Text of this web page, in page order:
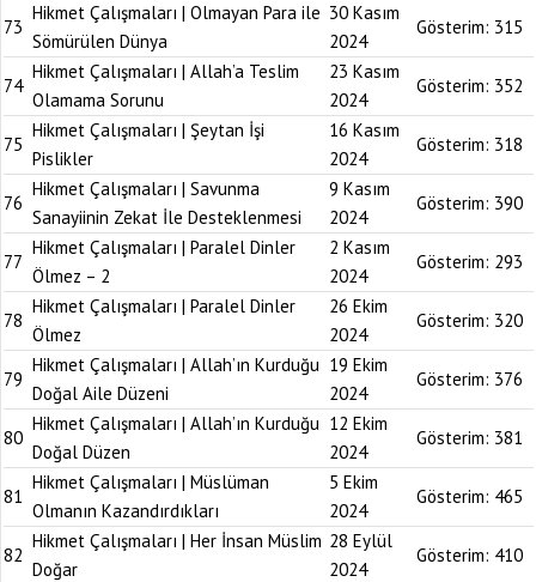
73
Hikmet Çalışmaları | Olmayan Para ile
Sömürülen Dünya
30 Kasım
2024
Gösterim: 315
74
Hikmet Çalışmaları | Allah’a Teslim
Olamama Sorunu
23 Kasım
2024
Gösterim: 352
75
Hikmet Çalışmaları | Şeytan İşi
Pislikler
16 Kasım
2024
Gösterim: 318
76
Hikmet Çalışmaları | Savunma
Sanayiinin Zekat İle Desteklenmesi
9 Kasım
2024
Gösterim: 390
77
Hikmet Çalışmaları | Paralel Dinler
Ölmez – 2
2 Kasım
2024
Gösterim: 293
78
Hikmet Çalışmaları | Paralel Dinler
Ölmez
26 Ekim
2024
Gösterim: 320
79
Hikmet Çalışmaları | Allah’ın Kurduğu
Doğal Aile Düzeni
19 Ekim
2024
Gösterim: 376
80
Hikmet Çalışmaları | Allah’ın Kurduğu
Doğal Düzen
12 Ekim
2024
Gösterim: 381
81
Hikmet Çalışmaları | Müslüman
Olmanın Kazandırdıkları
5 Ekim
2024
Gösterim: 465
82
Hikmet Çalışmaları | Her İnsan Müslim
Doğar
28 Eylül
2024
Gösterim: 410